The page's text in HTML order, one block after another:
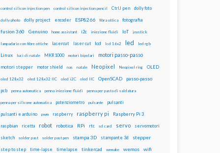
control silicon injection pen control silicon injection pencil CtrlJ pen dolly foto
dolly photo dolly project encoder ESP8266 fibra ottica fotografia
fusion 360 Genuino home assistant i2c iniezione fluidi IoT joystick
lampadario con fibre ottiche lasercut laser cut lcd lcd 16x2 led led rgb
Linux luci di natale MKR1000 motori bipolari motori passo-passo
motori stepper motor shield nas natale Neopixel Neopixel ring OLED
oled 128x32 oled 128x32 IIC oled i2C oled IIC OpenSCAD passo-passo
pcb penna automatica penna iniezione fluidi penna per pasta di saldatura
penna per silicone automatica potenziometro pulsante pulsanti
pulsanti e arduino pwm raspberry raspberry pi Raspberry Pi 3
raspbian ricetta robot robotica RPi rtc sd card servo servomotori
sketch solder past solder past pen stampa 3D stampante 3d stepper
step to step time-lapse timelapse tinkercad wemake wemos wifi